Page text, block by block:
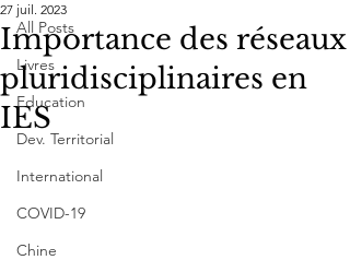
All Posts
Livres
Education
Dev. Territorial
International
COVID-19
Chine
Importance des réseaux
pluridisciplinaires en
IES
27 juil. 2023